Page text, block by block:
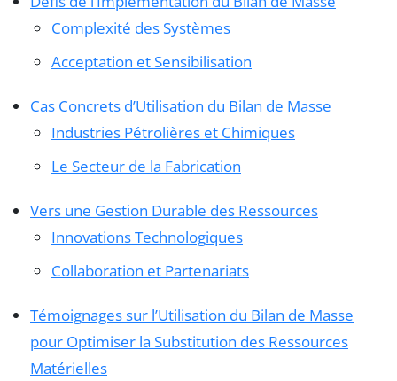
Complexité des Systèmes
Acceptation et Sensibilisation
Cas Concrets d’Utilisation du Bilan de Masse
Industries Pétrolières et Chimiques
Le Secteur de la Fabrication
Vers une Gestion Durable des Ressources
Innovations Technologiques
Collaboration et Partenariats
Témoignages sur l’Utilisation du Bilan de Masse
pour Optimiser la Substitution des Ressources
Matérielles